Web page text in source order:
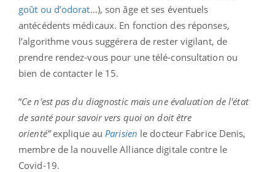
goût ou d’odorat…), son âge et ses éventuels
antécédents médicaux. En fonction des réponses,
l’algorithme vous suggérera de rester vigilant, de
prendre rendez-vous pour une télé-consultation ou
bien de contacter le 15.
“Ce n'est pas du diagnostic mais une évaluation de l'état
de santé pour savoir vers quoi on doit être
orienté”explique au Parisien le docteur Fabrice Denis,
membre de la nouvelle Alliance digitale contre le
Covid-19.